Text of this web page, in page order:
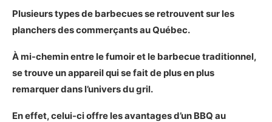
Plusieurs types de barbecues se retrouvent sur les
planchers des commerçants au Québec.
À mi-chemin entre le fumoir et le barbecue traditionnel,
se trouve un appareil qui se fait de plus en plus
remarquer dans l’univers du gril.
En effet, celui-ci offre les avantages d’un BBQ au